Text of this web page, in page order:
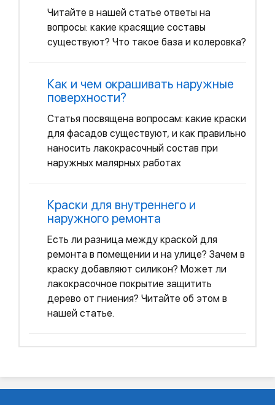
Читайте в нашей статье ответы на
вопросы: какие красящие составы
существуют? Что такое база и колеровка?
Как и чем окрашивать наружные
поверхности?
Статья посвящена вопросам: какие краски
для фасадов существуют, и как правильно
наносить лакокрасочный состав при
наружных малярных работах
Краски для внутреннего и
наружного ремонта
Есть ли разница между краской для
ремонта в помещении и на улице? Зачем в
краску добавляют силикон? Может ли
лакокрасочное покрытие защитить
дерево от гниения? Читайте об этом в
нашей статье.